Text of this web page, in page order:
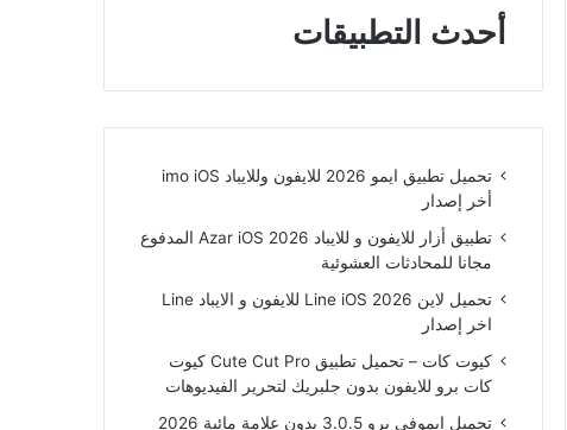
أحدث التطبيقات
تحميل تطبيق ايمو 2026 للايفون وللايباد imo iOS
أخر إصدار
تطبيق أزار للايفون و للايباد Azar iOS 2026 المدفوع
مجانا للمحادثات العشوئية
تحميل لاين Line iOS 2026 للايفون و الايباد Line
اخر إصدار
كيوت كات – تحميل تطبيق Cute Cut Pro كيوت
كات برو للايفون بدون جلبريك لتحرير الفيديوهات
تحميل ايموفي برو 3.0.5 بدون علامة مائية 2026